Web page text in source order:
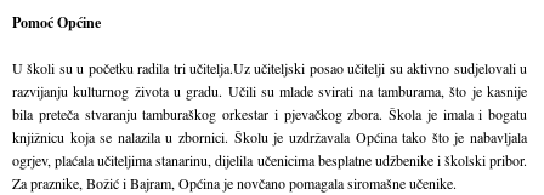
Pomoć Općine
U školi su u početku radila tri učitelja.Uz učiteljski posao učitelji su aktivno sudjelovali u
razvijanju kulturnog života u gradu. Učili su mlade svirati na tamburama, što je kasnije
bila preteča stvaranju tamburaškog orkestar i pjevačkog zbora. Škola je imala i bogatu
knjižnicu koja se nalazila u zbornici. Školu je uzdržavala Općina tako što je nabavljala
ogrjev, plaćala učiteljima stanarinu, dijelila učenicima besplatne udžbenike i školski pribor.
Za praznike, Božić i Bajram, Općina je novčano pomagala siromašne učenike.